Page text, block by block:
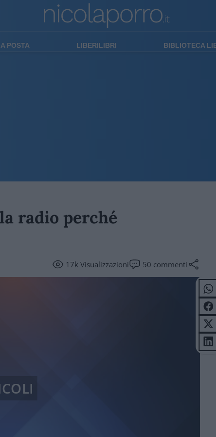
POSTA LIBERILIBRI BIBLIOTECA
radio perché
17kVisualizzazioni 50 commenti